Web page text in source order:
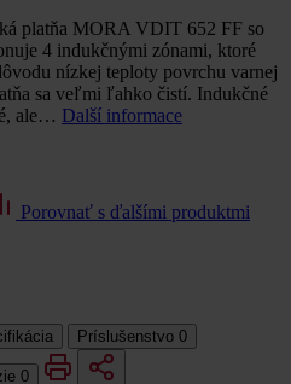
platňa MORA VDIT 652 FF so
4 indukčnými zónami, ktoré
nízkej teploty povrchu varnej
sa veľmi ľahko čistí. Indukčné
ale… Další informace
Porovnať s ďalšími produktmi
Príslušenstvo 0
0